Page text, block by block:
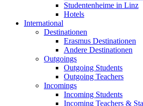
Studentenheime in Linz
Hotels
International
Destinationen
Erasmus Destinationen
Andere Destinationen
Outgoings
Outgoing Students
Outgoing Teachers
Incomings
Incoming Students
Incoming Teachers &